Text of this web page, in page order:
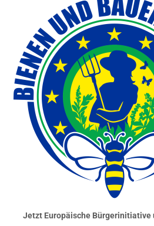
Jetzt Europäische Bürgerinitiative